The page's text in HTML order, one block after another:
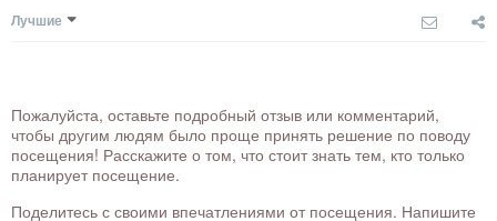
Лучшие
Пожалуйста, оставьте подробный отзыв или комментарий,
чтобы другим людям было проще принять решение по поводу
посещения! Расскажите о том, что стоит знать тем, кто только
планирует посещение.
Поделитесь с своими впечатлениями от посещения. Напишите